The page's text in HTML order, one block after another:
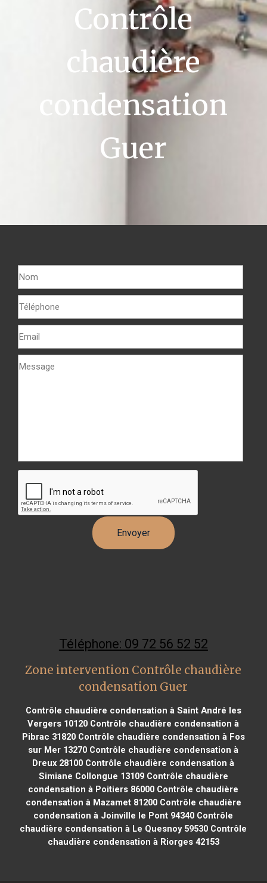
Contrôle
chaudière
condensation
Guer
Téléphone: 09 72 56 52 52
Zone intervention Contrôle chaudière
condensation Guer
Contrôle chaudière condensation à Saint André les
Vergers 10120 Contrôle chaudière condensation à
Pibrac 31820Contrôle chaudière condensation à Fos
sur Mer 13270 Contrôle chaudière condensation à
Dreux 28100 Contrôle chaudière condensation à
Simiane Collongue 13109Contrôle chaudière
condensation à Poitiers 86000 Contrôle chaudière
condensation à Mazamet 81200Contrôle chaudière
condensation à Joinville le Pont 94340 Contrôle
chaudière condensation à Le Quesnoy 59530 Contrôle
chaudière condensation à Riorges 42153